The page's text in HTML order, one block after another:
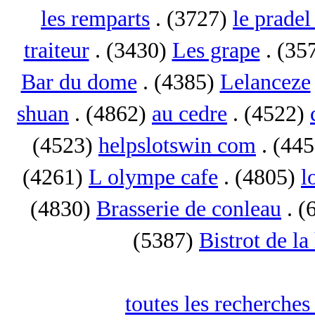
les remparts . (3727) le
traiteur. (3430) Les grape .
Bar du dome . (4385) Lelanceze
shuan . (4862) au cedre . (4522)
(4523) helpslotswin com .
(4261) L olympe cafe . (4805)
(4830) Brasserie de conleau .
(5387) Bistrot de la
toutes les